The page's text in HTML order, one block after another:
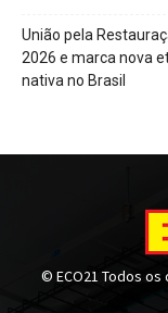
União pela
2026 e marca nova
nativa no Brasil
© ECO21 Todos